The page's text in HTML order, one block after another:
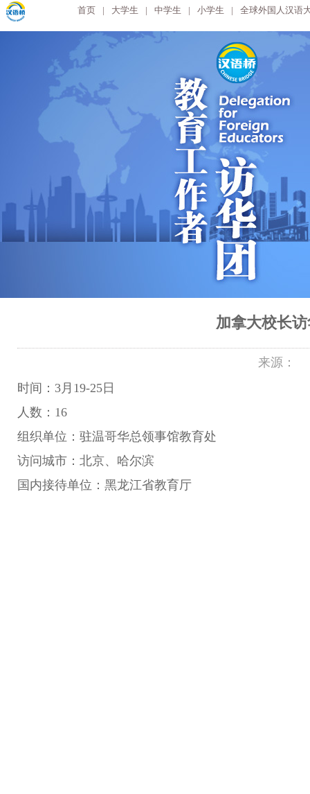
首页 | 大学生 | 中学生 | 小学生 | 全球外国人汉语
加拿大校长
来源：
时间：3月19-25日
人数：16
组织单位：驻温哥华总领事馆教育处
访问城市：北京、哈尔滨
国内接待单位：黑龙江省教育厅